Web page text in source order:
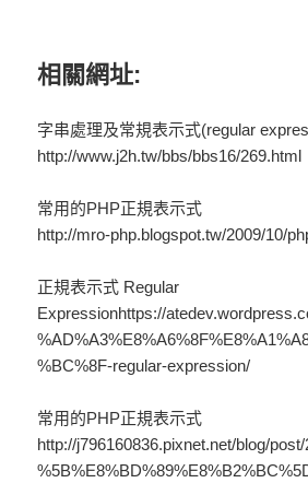
相關網址:
字串處理及常規表示式(regular
http://www.j2h.tw/bbs/bbs16/269.html
常用的PHP正規表示式
http://mro-php.blogspot.tw/2009/10/
正規表示式 Regular
Expressionhttps://
%BC%8F-regular-expression/
常用的PHP正規表示式
http://j796160836.pixnet.net/blog/